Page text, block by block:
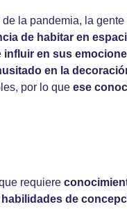
la pandemia, la
de habitar en
influir en sus
en la
por lo que ese
requiere
habilidades de